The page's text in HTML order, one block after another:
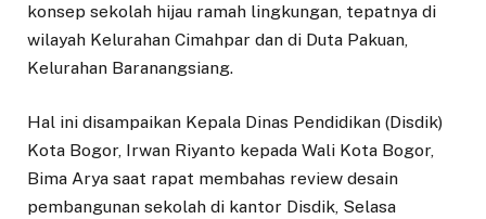
konsep sekolah hijau ramah lingkungan, tepatnya di
wilayah Kelurahan Cimahpar dan di Duta Pakuan,
Kelurahan Baranangsiang.
Hal ini disampaikan Kepala Dinas Pendidikan (Disdik)
Kota Bogor, Irwan Riyanto kepada Wali Kota Bogor,
Bima Arya saat rapat membahas review desain
pembangunan sekolah di kantor Disdik, Selasa